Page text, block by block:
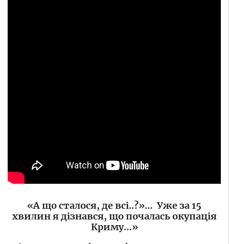
«А що сталося, де всі..?»… Уже за 15
хвилин я дізнався, що почалась окупація
Криму…»